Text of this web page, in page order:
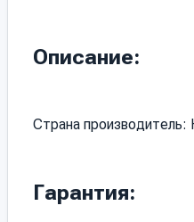
Описание:
Страна
Гарантия: